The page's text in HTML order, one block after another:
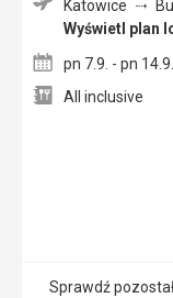
Katowice
Wyświetl plan
pn 7.9. - pn
All inclusive
Sprawdź